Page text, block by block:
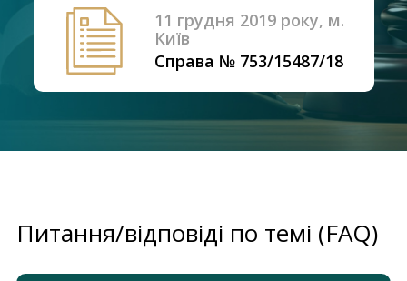
11 грудня 2019 року, м.
Київ
Справа № 753/15487/18
Питання/відповіді по темі (FAQ)